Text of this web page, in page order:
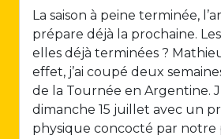
La saison à peine terminée,
prépare déjà la prochaine.
elles déjà terminées ?
effet, j’ai coupé deux
de la Tournée en Argentine.
dimanche 15 juillet avec un
physique concocté par